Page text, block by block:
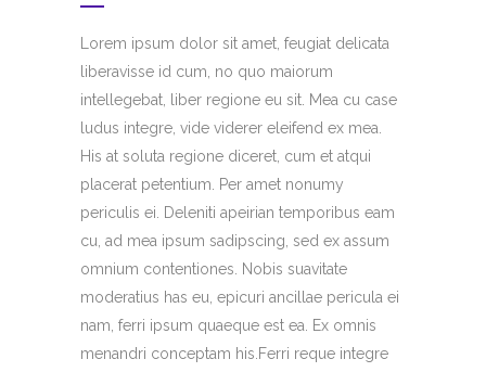
Lorem ipsum dolor sit amet, feugiat delicata
liberavisse id cum, no quo maiorum
intellegebat, liber regione eu sit. Mea cu case
ludus integre, vide viderer eleifend ex mea.
His at soluta regione diceret, cum et atqui
placerat petentium. Per amet nonumy
periculis ei. Deleniti apeirian temporibus eam
cu, ad mea ipsum sadipscing, sed ex assum
omnium contentiones. Nobis suavitate
moderatius has eu, epicuri ancillae pericula ei
nam, ferri ipsum quaeque est ea. Ex omnis
menandri conceptam his.Ferri reque integre